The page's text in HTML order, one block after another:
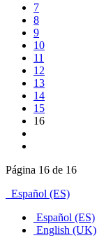
7
8
9
10
11
12
13
14
15
16
Página 16 de 16
Español (ES)
Español (ES)
English (UK)